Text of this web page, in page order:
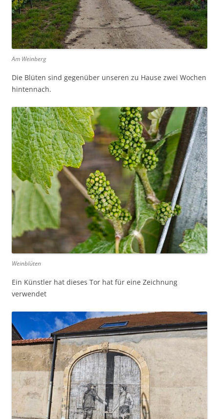
Am Weinberg
Die Blüten sind gegenüber unseren zu Hause zwei Wochen
hintennach.
Weinblüten
Ein Künstler hat dieses Tor hat für eine Zeichnung
verwendet